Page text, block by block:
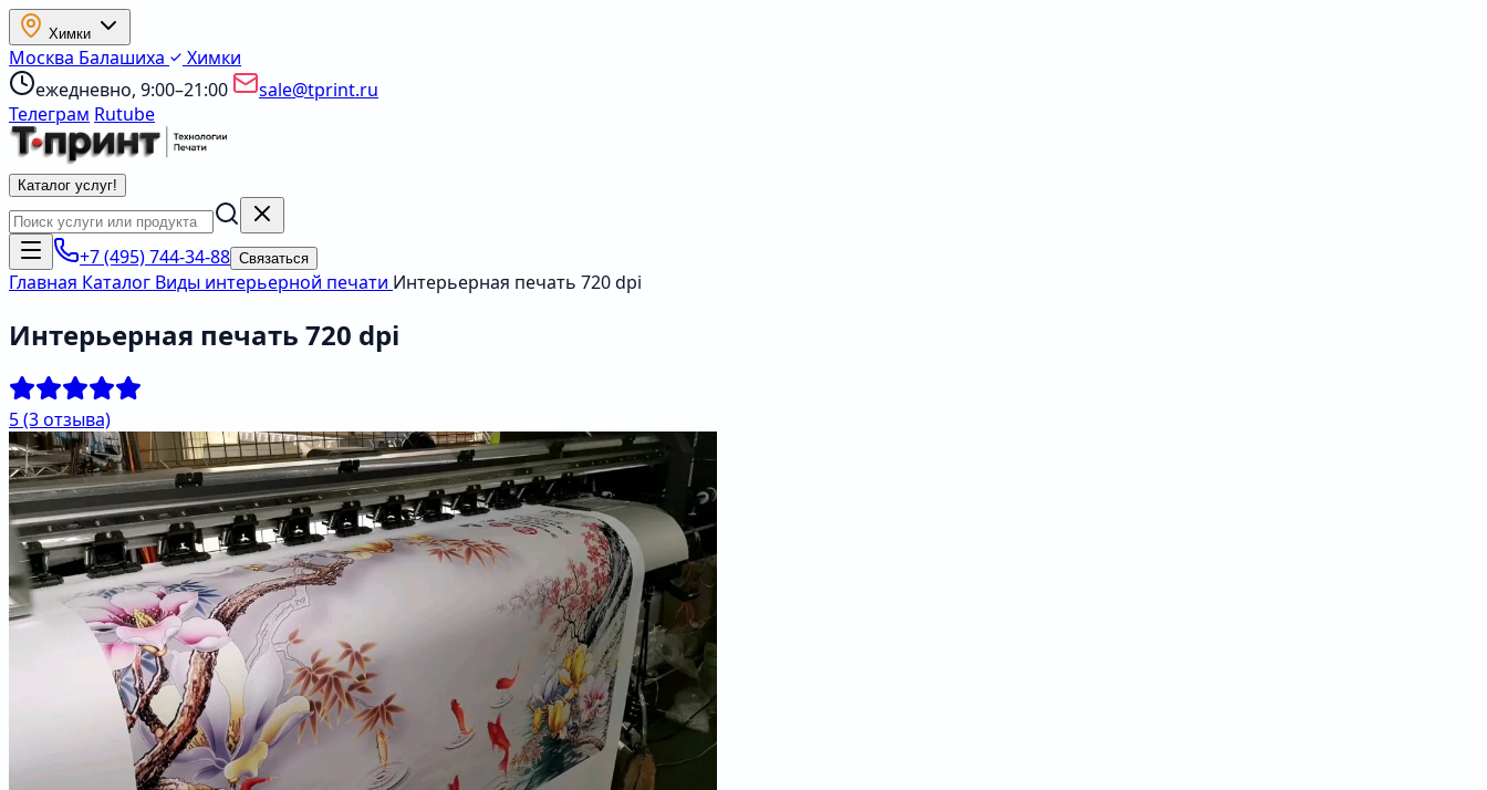
Химки
Москва Балашиха
Химки
ежедневно, 9:00–21:00
sale@tprint.ru
Телеграм Rutube
Каталог услуг!
+7 (495) 744-34-88 Связаться
Главная Каталог Виды интерьерной печати Интерьерная печать 720 dpi
Интерьерная печать 720 dpi
5(3 отзыва)